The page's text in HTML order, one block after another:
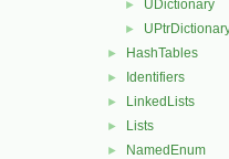
► UDictionary
►
► HashTables
► Identifiers
► LinkedLists
► Lists
► NamedEnum